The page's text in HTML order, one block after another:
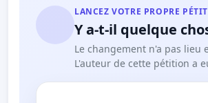
LANCEZ VOTRE PROPRE
Y a-t-il quelque
Le changement n'a pas lieu
L'auteur de cette pétition a